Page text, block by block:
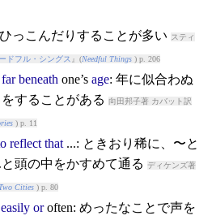
っこんだりすることが多い スティ
ドフル・シングス 』(Needful Things) p. 206
far beneathone’s age: 年に似合わぬ
することがある 向田邦子著 カバット訳
) p. 11
reflect that...: ときおり稀に、〜と
頭の中をかすめて通る
ディケンズ著
Cities) p. 80
easily or often: めったなことで声を